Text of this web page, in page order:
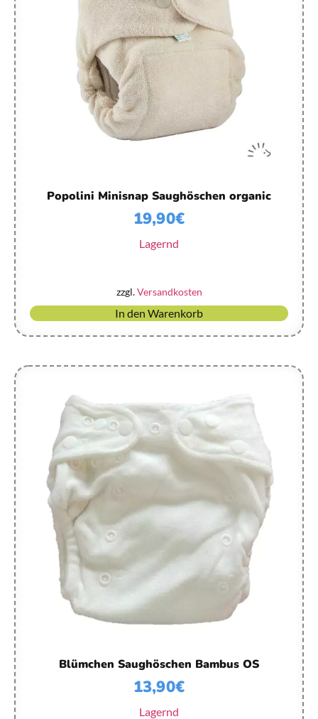
Popolini Minisnap Saughöschen organic
19,90€
Lagernd
zzgl.Versandkosten
In den Warenkorb
Blümchen Saughöschen Bambus OS
13,90€
Lagernd